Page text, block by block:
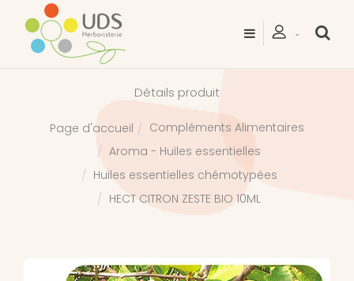
Détails produit
Page d'accueil
Compléments Alimentaires
Aroma - Huiles essentielles
Huiles essentielles chémotypées
HECT CITRON ZESTE BIO 10ML